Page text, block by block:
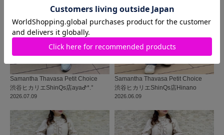
2026.07.09
Samantha Thavasa Petit Choice
渋谷ヒカリエShinQs店ayaᕷ*.°
2026.06.09
Samantha Thavasa Petit Choice
渋谷ヒカリエShinQs店Hinano